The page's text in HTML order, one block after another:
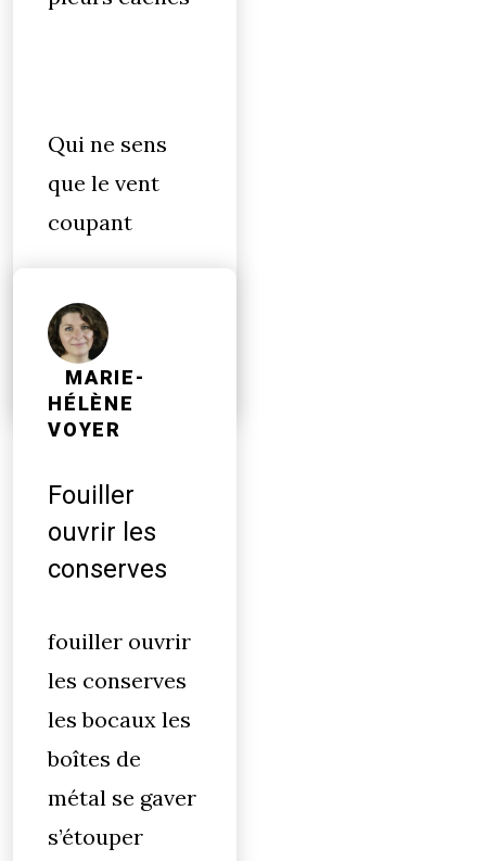
Qui ne sens
que le vent
coupant
Sur cette terre
stérile
MARIE-
HÉLÈNE
VOYER
Fouiller
ouvrir les
conserves
fouiller ouvrir
les conserves
les bocaux les
boîtes de
métal se gaver
s’étouper